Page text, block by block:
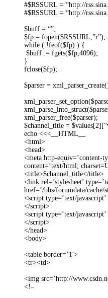
#$RSSURL = “http://
#$RSSURL = “http://
$buff = “”;
$fp = fopen($RSSURL,”r”);
while ( !feof($fp) ) {
$buff .= fgets($fp,4096);
}
fclose($fp);
$parser =
xml_parser_free($parser);
$channel_title =
echo <<<__HTML__
<html>
<head>
<meta http-equiv=’content-
content=’text/html;
<title>$channel_title</title>
<link rel=’stylesheet’
href=’/bbs/forumdata/cache/
<script type=’text/
</script>
<script type=’text/
</script>
</head>
<body>
<table border=’1′>
<tr><td>
<img src=’http://
<!–